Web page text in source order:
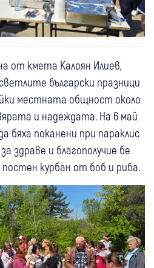
от кмета Калоян Илиев,
български празници
местната общност около
и надеждата. На 6 май
бяха поканени при параклис
здраве и благополучие бе
курбан от боб и риба.